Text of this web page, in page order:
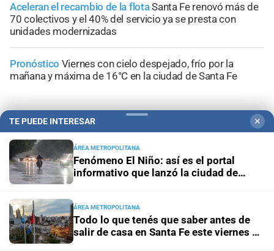
Aceleran el recambio de la flotaSanta Fe renovó más de
70 colectivos y el 40% del servicio ya se presta con
unidades modernizadas
Pronóstico Viernes con cielo despejado, frío por la
mañana y máxima de 16°C en la ciudad de Santa Fe
+Sucesos
TE PUEDE INTERESAR ✕
ÁREA METROPOLITANA
Fenómeno El Niño: así es el portal
informativo que lanzó la ciudad de
ÁREA METROPOLITANA
Todo lo que tenés que saber antes de
salir de casa en Santa Fe este viernes 7